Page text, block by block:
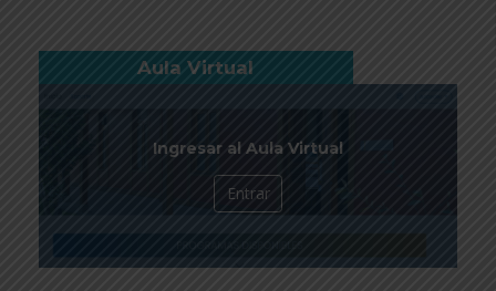
Aula Virtual
Ingresar al Aula Virtual
Entrar